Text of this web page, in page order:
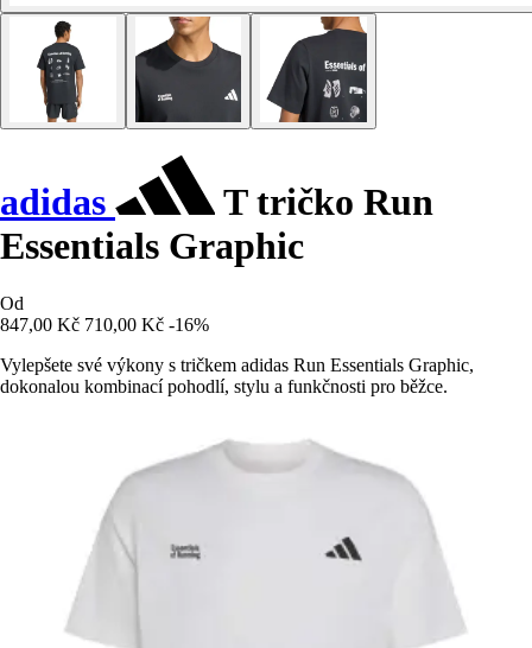
adidas
T tričko Run
Essentials Graphic
Od
847,00 Kč 710,00 Kč -16%
Vylepšete své výkony s tričkem adidas Run Essentials Graphic,
dokonalou kombinací pohodlí, stylu a funkčnosti pro běžce.